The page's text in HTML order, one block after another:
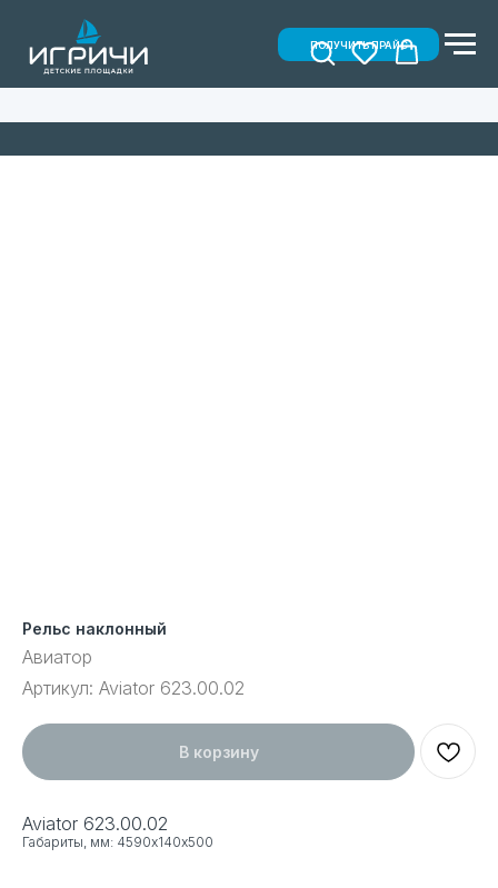
ПОЛУЧИТЬ ПРАЙС
Рельс наклонный
Авиатор
Артикул: Aviator 623.00.02
В корзину
Aviator 623.00.02
Габариты, мм: 4590х140х500